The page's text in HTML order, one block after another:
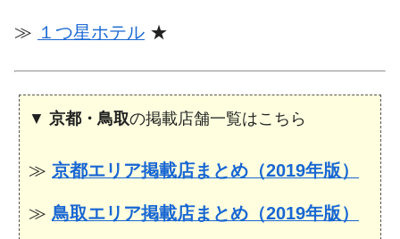
≫ １つ星ホテル ★
▼ 京都・鳥取の掲載店舗一覧はこちら
≫ 京都エリア掲載店まとめ（2019年版）
≫ 鳥取エリア掲載店まとめ（2019年版）